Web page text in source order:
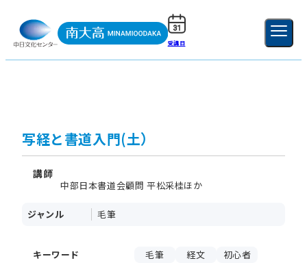
受講日 新規登録
写経と書道入門(土）
講師
中部日本書道会顧問 平松采桂ほか
ジャンル 毛筆
キーワード 毛筆 経文
初心者